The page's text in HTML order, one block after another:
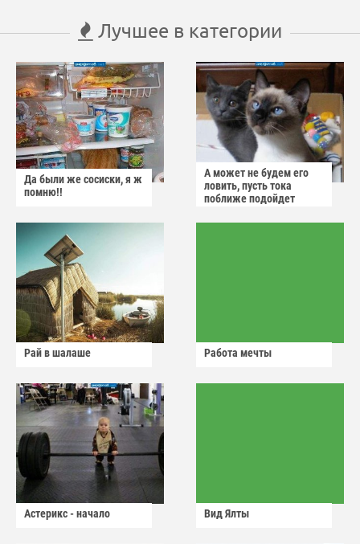
Лучшее в категории
Да были же сосиски, я ж
помню!!
А может не будем его
ловить, пусть тока
поближе подойдет
Рай в шалаше Работа мечты
Астерикс - начало Вид Ялты